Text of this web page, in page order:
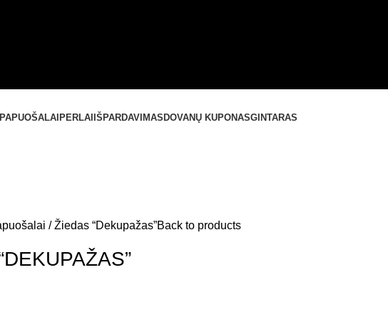
PERLAI IŠPARDAVIMAS DOVANŲ KUPONASGINTARAS
Žiedas “Dekupažas”Back to products